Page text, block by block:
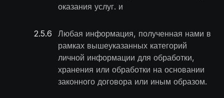
оказания услуг. и
2.5.6
Любая информация, полученная нами в
рамках вышеуказанных категорий
личной информации для обработки,
хранения или обработки на основании
законного договора или иным образом.